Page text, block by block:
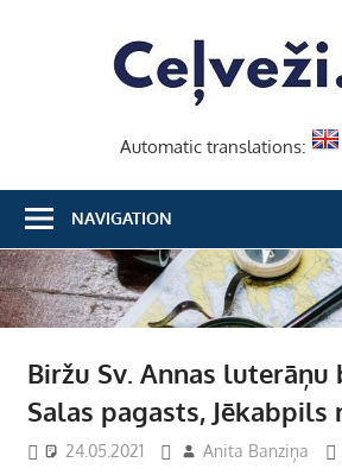
Automatic translations:
NAVIGATION
Biržu Sv. Annas luterāņu
Salas pagasts, Jēkabpils
24.05.2021 Anita Banziņa